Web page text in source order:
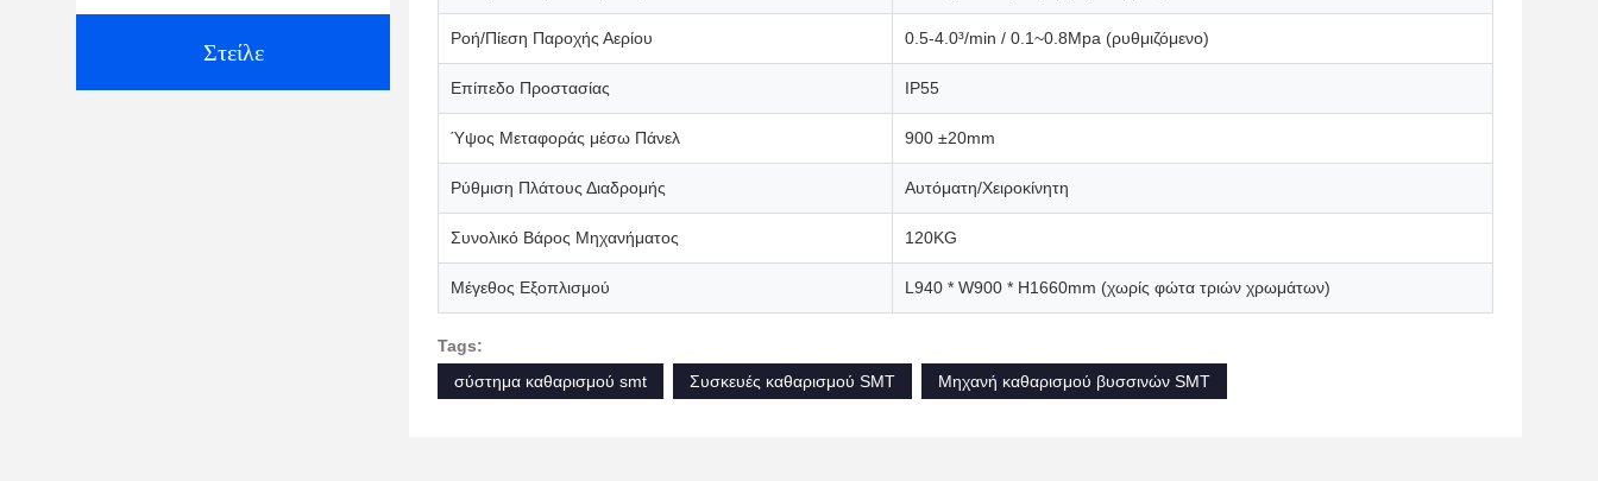
Στείλε
Ροή/Πίεση Παροχής Αερίου 0.5-4.0³/min / 0.1~0.8Mpa (ρυθμιζόμενο)
Επίπεδο Προστασίας IP55
Ύψος Μεταφοράς μέσω Πάνελ 900 ±20mm
Ρύθμιση Πλάτους Διαδρομής Αυτόματη/Χειροκίνητη
Συνολικό Βάρος Μηχανήματος 120KG
Μέγεθος Εξοπλισμού L940 * W900 * H1660mm (χωρίς φώτα τριών χρωμάτων)
Tags:
σύστημα καθαρισμού smt
Συσκευές καθαρισμού SMT Μηχανή καθαρισμού βυσσινών SMT